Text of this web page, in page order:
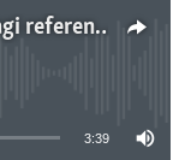
Amerikalik huquqshunos: Qrimdagi referendum va natija xalqaro qonunlarga ziddir - Navbahor Imamova
3:39